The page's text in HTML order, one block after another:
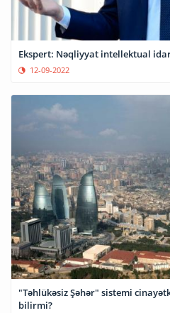
Ekspert: Nəqliyyat intellektual
12-09-2022
"Təhlükəsiz Şəhər" sistemi
bilirmi?